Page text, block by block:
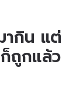
ากิน แต่
ถูกแล้ว